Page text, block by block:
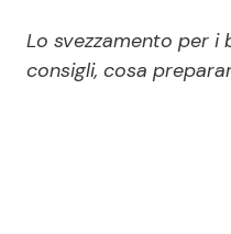
Politica
Lo svezzamento per i
consigli, cosa